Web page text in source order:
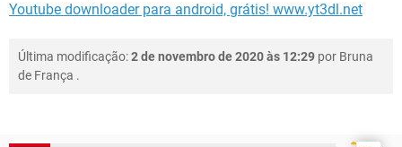
Youtube downloader para android, grátis! www.yt3dl.net
Última modificação:2 de novembro de 2020 às 12:29 por Bruna
de França .